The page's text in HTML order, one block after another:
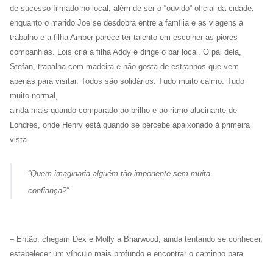
de sucesso filmado no local, além de ser o “ouvido” oficial da cidade,
enquanto o marido Joe se desdobra entre a família e as viagens a
trabalho e a filha Amber parece ter talento em escolher as piores
companhias. Lois cria a filha Addy e dirige o bar local. O pai dela,
Stefan, trabalha com madeira e não gosta de estranhos que vem
apenas para visitar. Todos são solidários. Tudo muito calmo. Tudo
muito normal,
ainda mais quando comparado ao brilho e ao ritmo alucinante de
Londres, onde Henry está quando se percebe apaixonado à primeira
vista.
“Quem imaginaria alguém tão imponente sem muita
confiança?”
– Então, chegam Dex e Molly a Briarwood, ainda tentando se conhecer,
estabelecer um vínculo mais profundo e encontrar o caminho para